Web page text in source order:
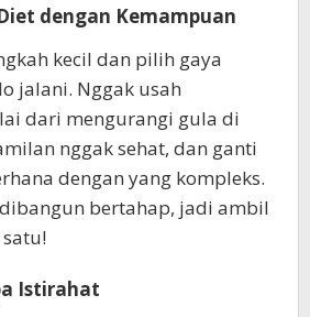
dengan Kemampuan
kecil dan pilih gaya
jalani. Nggak usah
dari mengurangi gula di
nggak sehat, dan ganti
dengan yang kompleks.
bertahap, jadi ambil
Istirahat